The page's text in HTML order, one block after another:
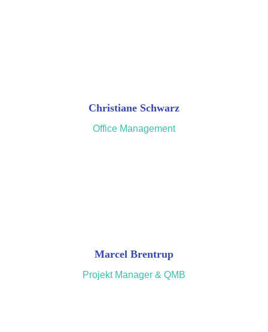
Christiane Schwarz
Office Management
Marcel Brentrup
Projekt Manager & QMB